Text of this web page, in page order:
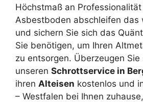
Höchstmaß an
Asbestboden abschleifen das
und sichern Sie sich das
Sie benötigen, um Ihren
zu entsorgen. Überzeugen
unseren Schrottservice in
ihren Alteisen kostenlos und
– Westfalen bei Ihnen